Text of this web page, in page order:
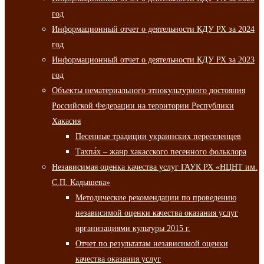
год
Информационный отчет о деятельности КДУ РХ за 2024
год
Информационный отчет о деятельности КДУ РХ за 2023
год
Объекты нематериального этнокультурного достояния
Российской Федерации на территории Республики
Хакасия
Песенные традиции украинских переселенцев
Тахпа́х – жанр хакасского песенного фольклора
Независимая оценка качества услуг ГАУК РХ «НЦНТ им.
С.П. Кадышева»
Методические рекомендации по проведению
независимой оценки качества оказания услуг
организациями культуры 2015 г.
Отчет по результатам независимой оценки
качества оказания услуг